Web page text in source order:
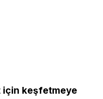
için keşfetmeye